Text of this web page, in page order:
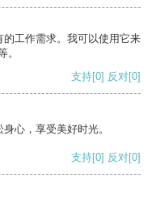
工作需求。我可以使用它来
。
支持[0] 反对[0]
心，享受美好时光。
支持[0] 反对[0]